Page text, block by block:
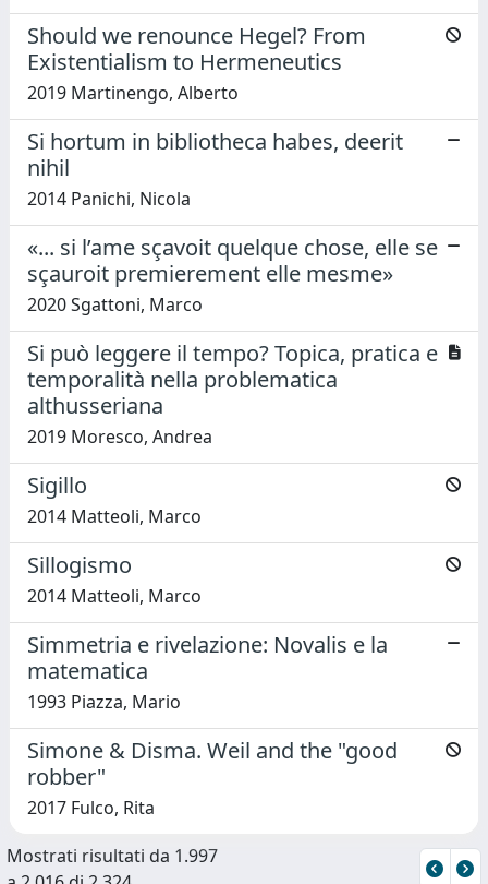
Should we renounce Hegel? From
Existentialism to Hermeneutics
2019 Martinengo, Alberto
Si hortum in bibliotheca habes, deerit
nihil
2014 Panichi, Nicola
«... si l’ame sçavoit quelque chose, elle se
sçauroit premierement elle mesme»
2020 Sgattoni, Marco
Si può leggere il tempo? Topica, pratica e
temporalità nella problematica
althusseriana
2019 Moresco, Andrea
Sigillo
2014 Matteoli, Marco
Sillogismo
2014 Matteoli, Marco
Simmetria e rivelazione: Novalis e la
matematica
1993 Piazza, Mario
Simone & Disma. Weil and the "good
robber"
2017 Fulco, Rita
Mostrati risultati da 1.997